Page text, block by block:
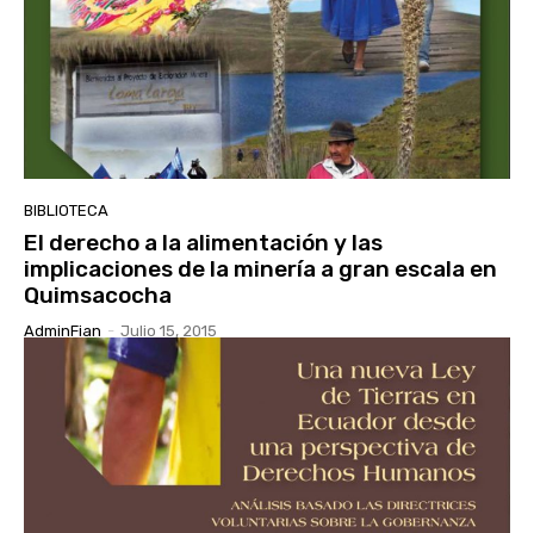
BIBLIOTECA
El derecho a la alimentación y las
implicaciones de la minería a gran escala en
Quimsacocha
AdminFian - Julio 15, 2015